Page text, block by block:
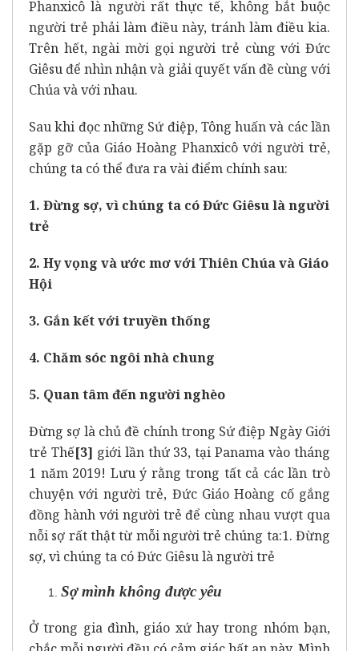
Phanxicô là người rất thực tế, không bắt buộc
người trẻ phải làm điều này, tránh làm điều kia.
Trên hết, ngài mời gọi người trẻ cùng với Đức
Giêsu để nhìn nhận và giải quyết vấn đề cùng với
Chúa và với nhau.
Sau khi đọc những Sứ điệp, Tông huấn và các lần
gặp gỡ của Giáo Hoàng Phanxicô với người trẻ,
chúng ta có thể đưa ra vài điểm chính sau:
1. Đừng sợ, vì chúng ta có Đức Giêsu là người
trẻ
2. Hy vọng và ước mơ với Thiên Chúa và Giáo
Hội
3. Gắn kết với truyền thống
4. Chăm sóc ngôi nhà chung
5. Quan tâm đến người nghèo
Đừng sợ là chủ đề chính trong Sứ điệp Ngày Giới
trẻ Thế[3] giới lần thứ 33, tại Panama vào tháng
1 năm 2019! Lưu ý rằng trong tất cả các lần trò
chuyện với người trẻ, Đức Giáo Hoàng cố gắng
đồng hành với người trẻ để cùng nhau vượt qua
nỗi sợ rất thật từ mỗi người trẻ chúng ta:1. Đừng
sợ, vì chúng ta có Đức Giêsu là người trẻ
Sợ mình không được yêu
Ở trong gia đình, giáo xứ hay trong nhóm bạn,